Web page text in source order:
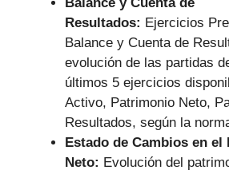
Resultados: Ejercicios
Balance y Cuenta de
evolución de las partidas
últimos 5 ejercicios
Activo, Patrimonio Neto,
Resultados, según la
Estado de Cambios en el
Neto: Evolución del